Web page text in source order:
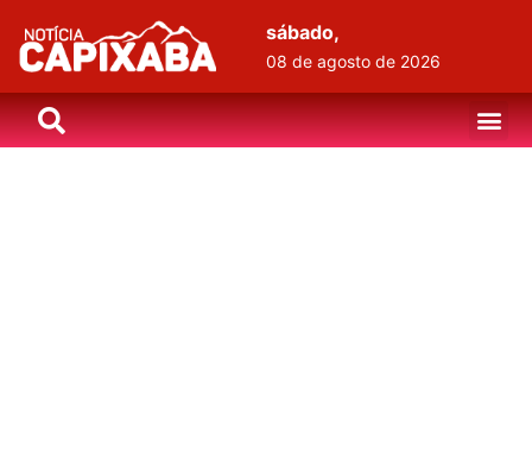
sábado,
08 de agosto de 2026